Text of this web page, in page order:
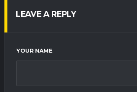
LEAVE A REPLY
YOUR NAME